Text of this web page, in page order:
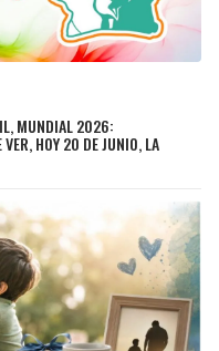
MUNDIAL 2026:
HOY 20 DE JUNIO, LA